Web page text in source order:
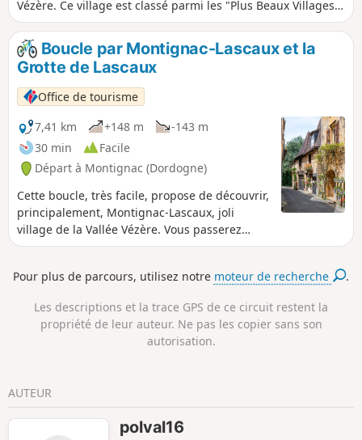
Vézère. Ce village est classé parmi les "Plus Beaux Villages
de France" et mérite de s'arrêter un moment pour
déambuler dans les ruelles étroites à la découverte de la
magnifique église romane du XIIe siècle et des nombreuses
échoppes d'artisans d'art.
Boucle par Montignac-Lascaux et la
Grotte de Lascaux
Office de tourisme
7,41 km
+148 m
-143 m
30 min
Facile
Départ à Montignac (Dordogne)
Cette boucle, très facile, propose de découvrir,
principalement, Montignac-Lascaux, joli
village de la Vallée Vézère. Vous passerez
devant la célèbre Grotte de Lascaux et son fac-
néandertalien du Régourdou.
Pour plus de parcours, utilisez notre moteur de recherche .
Les descriptions et la trace GPS de ce circuit restent la
propriété de leur auteur. Ne pas les copier sans son
autorisation.
AUTEUR
polval16